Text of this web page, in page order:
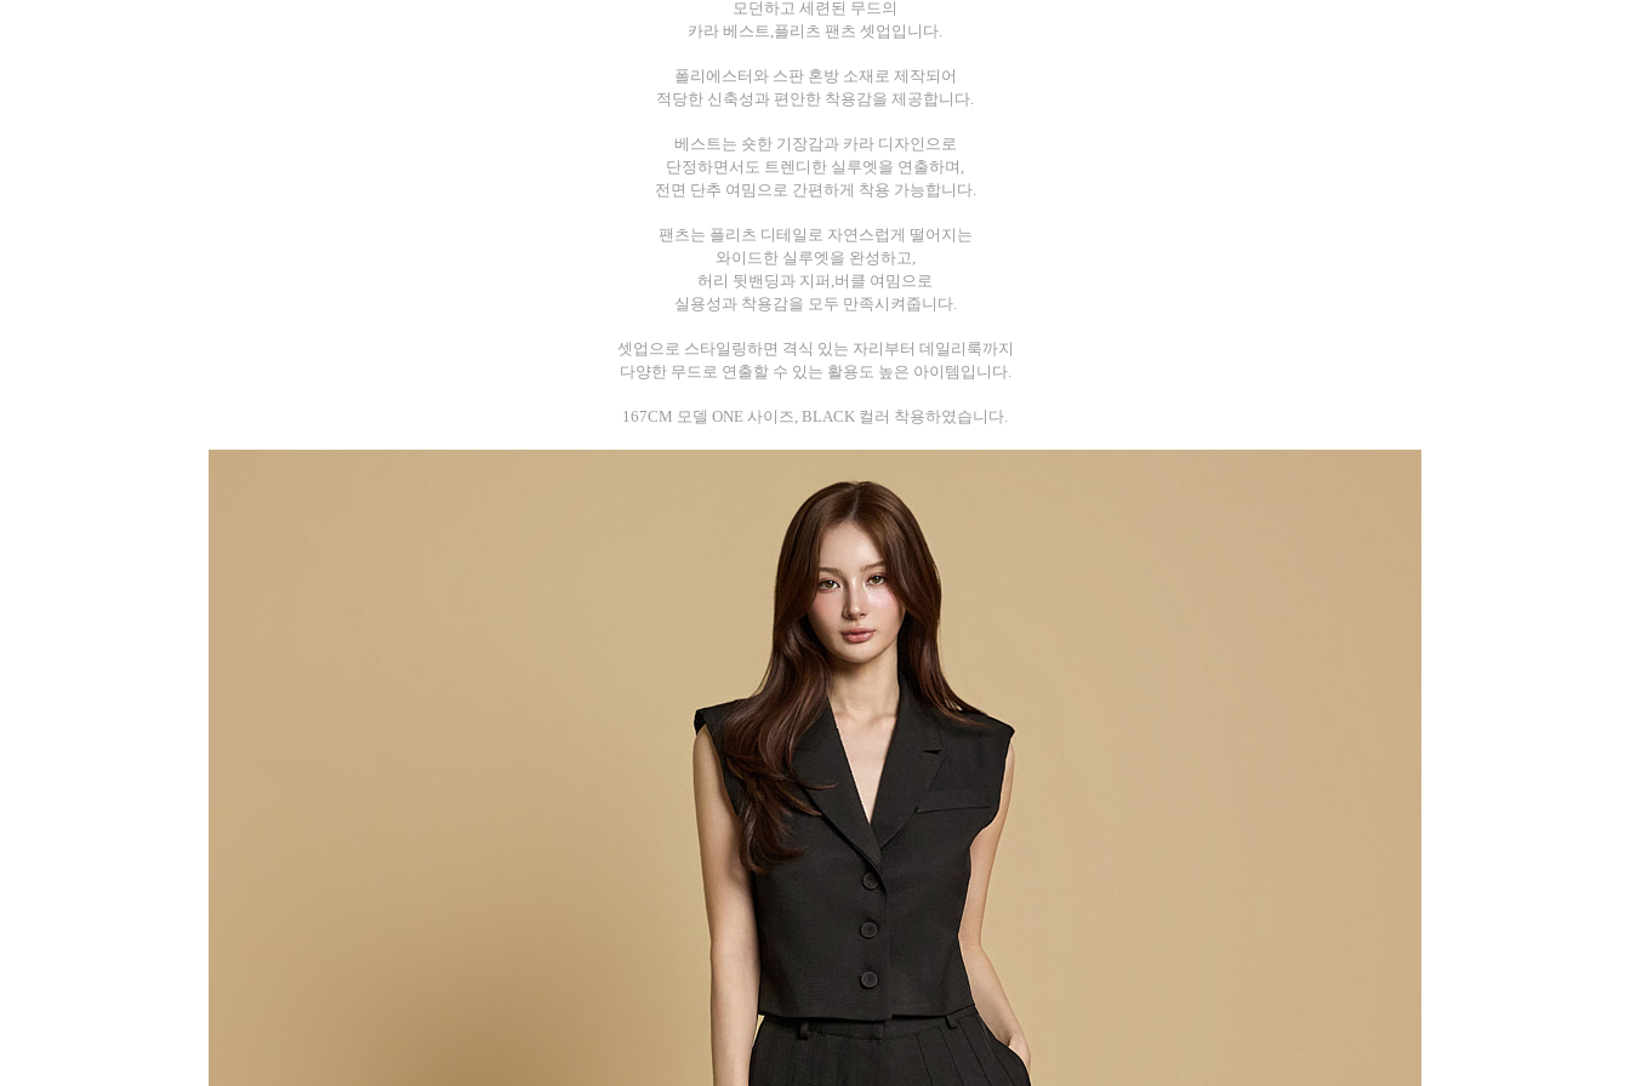
모던하고 세련된 무드의
카라 베스트,플리츠 팬츠 셋업입니다.
폴리에스터와 스판 혼방 소재로 제작되어
적당한 신축성과 편안한 착용감을 제공합니다.
베스트는 숏한 기장감과 카라 디자인으로
단정하면서도 트렌디한 실루엣을 연출하며,
전면 단추 여밈으로 간편하게 착용 가능합니다.
팬츠는 플리츠 디테일로 자연스럽게 떨어지는
와이드한 실루엣을 완성하고,
허리 뒷밴딩과 지퍼,버클 여밈으로
실용성과 착용감을 모두 만족시켜줍니다.
셋업으로 스타일링하면 격식 있는 자리부터 데일리룩까지
다양한 무드로 연출할 수 있는 활용도 높은 아이템입니다.
167CM 모델 ONE 사이즈, BLACK 컬러 착용하였습니다.